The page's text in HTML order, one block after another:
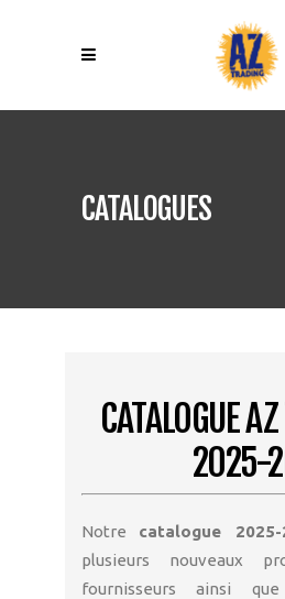
CATALOGUES
CATALOGUE
2025-
Notre catalogue 2025-
plusieurs nouveaux
fournisseurs ainsi